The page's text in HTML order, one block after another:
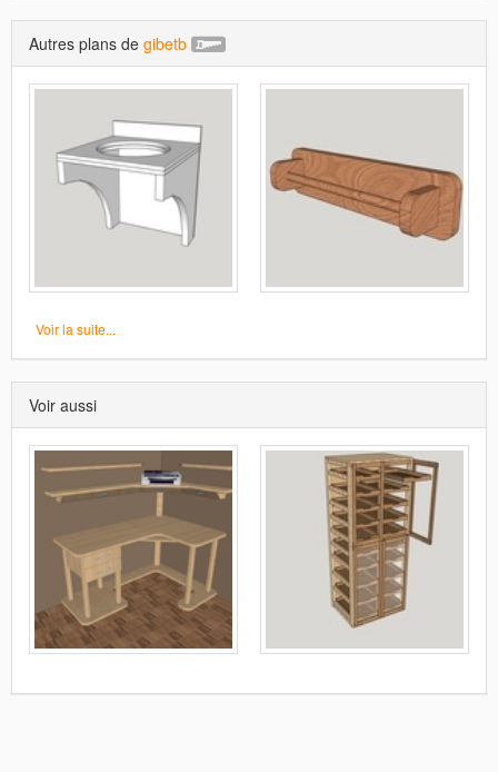
Autres plans de gibetb
Voir la suite...
Voir aussi